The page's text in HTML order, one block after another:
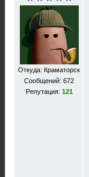
Откуда: Краматорск
Сообщений: 672
Репутация: 121